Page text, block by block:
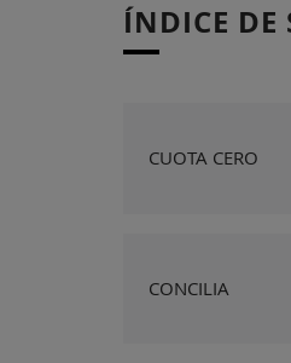
ÍNDICE DE
CUOTA CERO
CONCILIA